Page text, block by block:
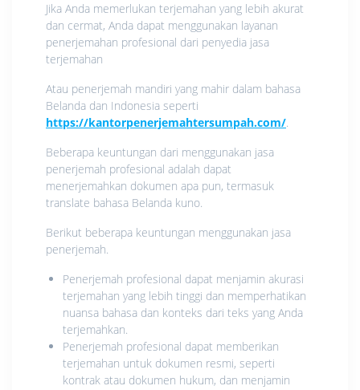
Jika Anda memerlukan terjemahan yang lebih akurat
dan cermat, Anda dapat menggunakan layanan
penerjemahan profesional dari penyedia jasa
terjemahan
Atau penerjemah mandiri yang mahir dalam bahasa
Belanda dan Indonesia seperti
https://kantorpenerjemahtersumpah.com/.
Beberapa keuntungan dari menggunakan jasa
penerjemah profesional adalah dapat
menerjemahkan dokumen apa pun, termasuk
translate bahasa Belanda kuno.
Berikut beberapa keuntungan menggunakan jasa
penerjemah.
Penerjemah profesional dapat menjamin akurasi
terjemahan yang lebih tinggi dan memperhatikan
nuansa bahasa dan konteks dari teks yang Anda
terjemahkan.
Penerjemah profesional dapat memberikan
terjemahan untuk dokumen resmi, seperti
kontrak atau dokumen hukum, dan menjamin